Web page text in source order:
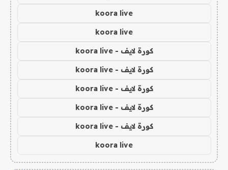
koora live
koora live
كورة لايف - koora live
كورة لايف - koora live
كورة لايف - koora live
كورة لايف - koora live
كورة لايف - koora live
koora live